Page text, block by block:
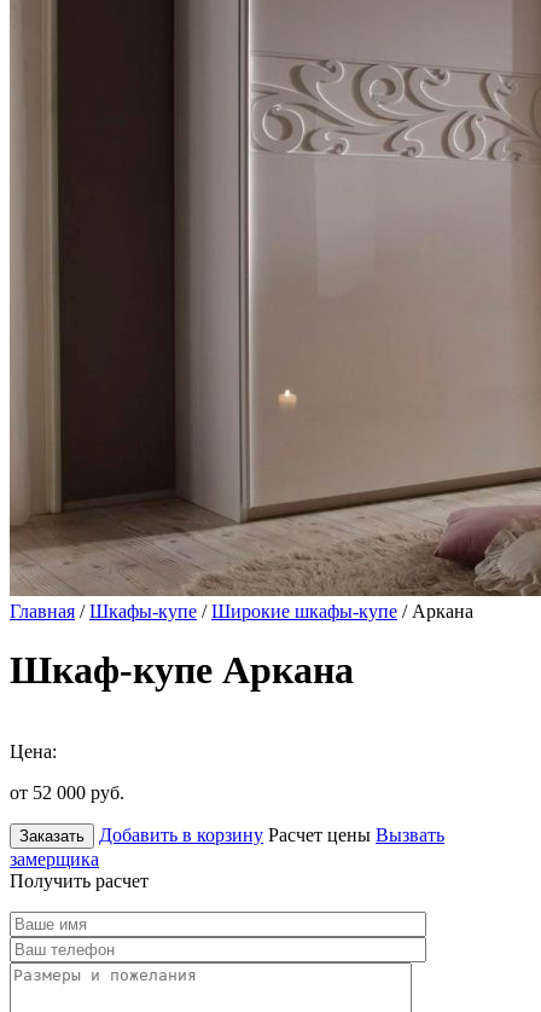
Главная /Шкафы-купе /Широкие шкафы-купе / Аркана
Шкаф-купе Аркана
Цена:
от 52 000 руб.
Заказать Добавить в корзину Расчет цены Вызвать
замерщика
Получить расчет